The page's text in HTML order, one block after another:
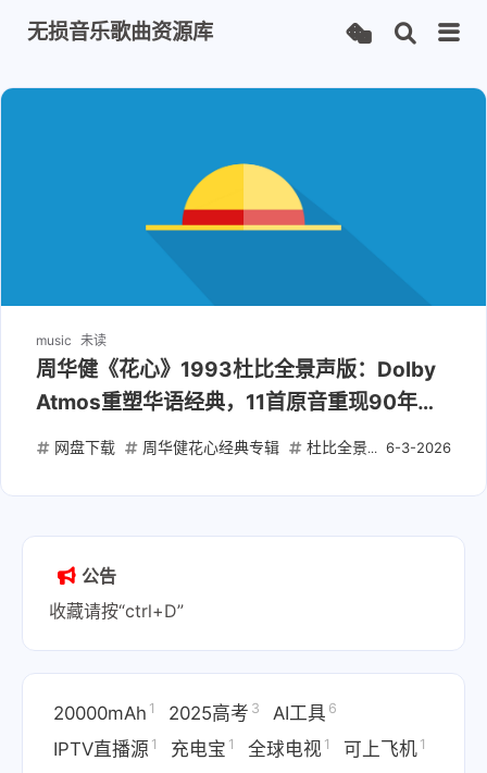
无损音乐歌曲资源库
music 未读
周华健《花心》1993杜比全景声版：Dolby
Atmos重塑华语经典，11首原音重现90年代
回忆
6-3-2026
网盘下载 周华健花心经典专辑 杜比全景声音乐下载
公告
收藏请按“ctrl+D”
20000mAh 1 2025高考 3 AI工具 6
IPTV直播源 1 充电宝 1 全球电视 1 可上飞机 1